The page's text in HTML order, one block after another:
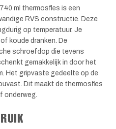
ml thermosfles is een
RVS constructie. Deze
op temperatuur. Je
koude dranken. De
schroefdop die tevens
gemakkelijk in door het
Het gripvaste gedeelte op de
Dit maakt de thermosfles
onderweg.